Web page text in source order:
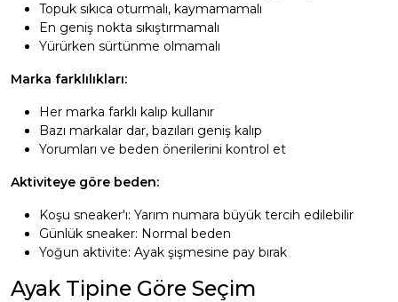
Topuk sıkıca oturmalı, kaymamamalı
En geniş nokta sıkıştırmamalı
Yürürken sürtünme olmamalı
Marka farklılıkları:
Her marka farklı kalıp kullanır
Bazı markalar dar, bazıları geniş kalıp
Yorumları ve beden önerilerini kontrol et
Aktiviteye göre beden:
Koşu sneaker'ı: Yarım numara büyük tercih edilebilir
Günlük sneaker: Normal beden
Yoğun aktivite: Ayak şişmesine pay bırak
Ayak Tipine Göre Seçim